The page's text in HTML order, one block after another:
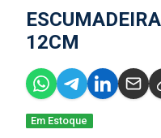
12CM
Em Estoque